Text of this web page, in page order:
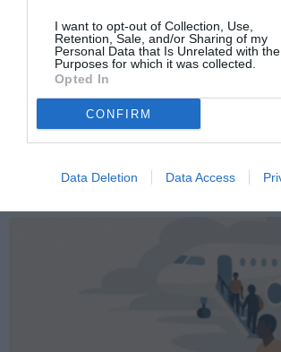
I want to opt-out of Collection, Use,
Retention, Sale, and/or Sharing of my
Personal Data that Is Unrelated with the
Purposes for which it was collected.
Opted In
CONFIRM
Data Deletion Data Access
GIUSTO STOP MSF A LAMPEDUSA
Articolo seguente
Nel 2008 morti 509 immigrati
“viaggi della speranza”
TI POTREBBERO